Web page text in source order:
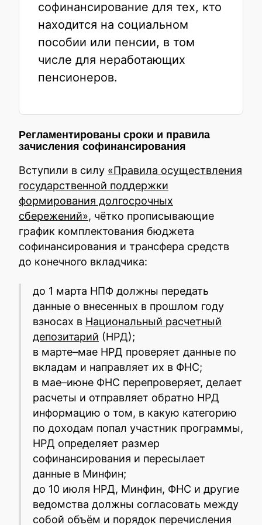
софинансирование для тех, кто
находится на социальном
пособии или пенсии, в том
числе для неработающих
пенсионеров.
Регламентированы сроки и правила
зачисления софинансирования
Вступили в силу «Правила осуществления
государственной поддержки
формирования долгосрочных
сбережений», чётко прописывающие
график комплектования бюджета
софинансирования и трансфера средств
до конечного вкладчика:
до 1 марта НПФ должны передать
данные о внесенных в прошлом году
взносах в Национальный расчетный
депозитарий (НРД);
в марте–мае НРД проверяет данные по
вкладам и направляет их в ФНС;
в мае–июне ФНС перепроверяет, делает
расчеты и отправляет обратно НРД
информацию о том, в какую категорию
по доходам попал участник программы,
НРД определяет размер
софинансирования и пересылает
данные в Минфин;
до 10 июля НРД, Минфин, ФНС и другие
ведомства должны согласовать между
собой объём и порядок перечисления